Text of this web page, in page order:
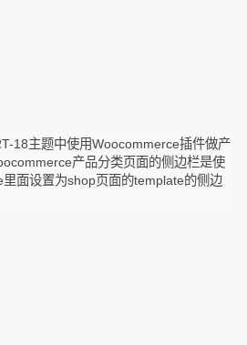
18主题中使用Woocommerce插件做产
产品分类页面的侧边栏是使
面设置为shop页面的template的侧边